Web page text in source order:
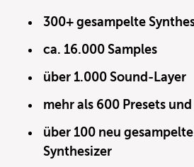
300+ gesampelte
ca. 16.000 Samples
über 1.000 Sound-Layer
mehr als 600 Presets
über 100 neu
Synthesizer